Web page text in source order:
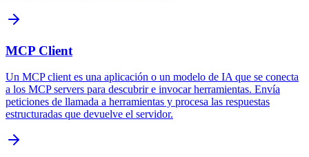
MCP Client
Un MCP client es una aplicación o un modelo de IA que se conecta
a los MCP servers para descubrir e invocar herramientas. Envía
peticiones de llamada a herramientas y procesa las respuestas
estructuradas que devuelve el servidor.